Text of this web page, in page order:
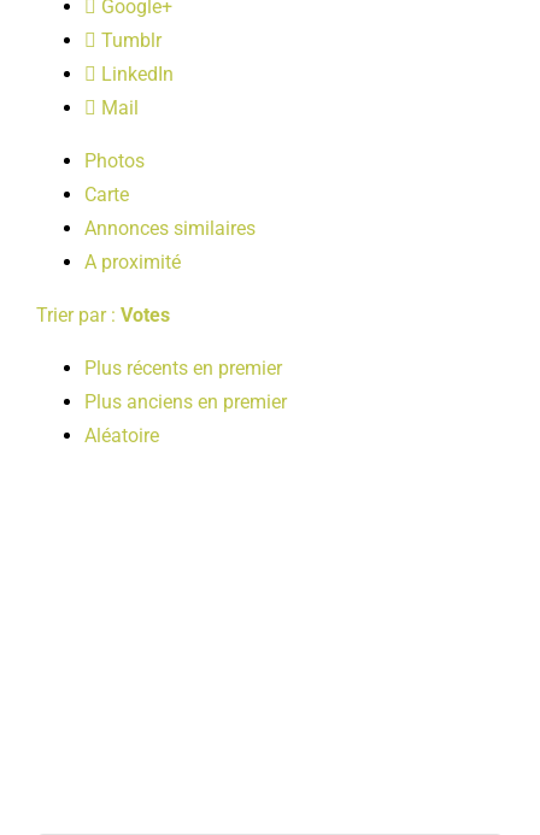
PUBLICATIONS
Google+
Tumblr
LinkedIn
Mail
Photos
Carte
Annonces similaires
A proximité
Trier par : Votes
Plus récents en premier
Plus anciens en premier
Aléatoire